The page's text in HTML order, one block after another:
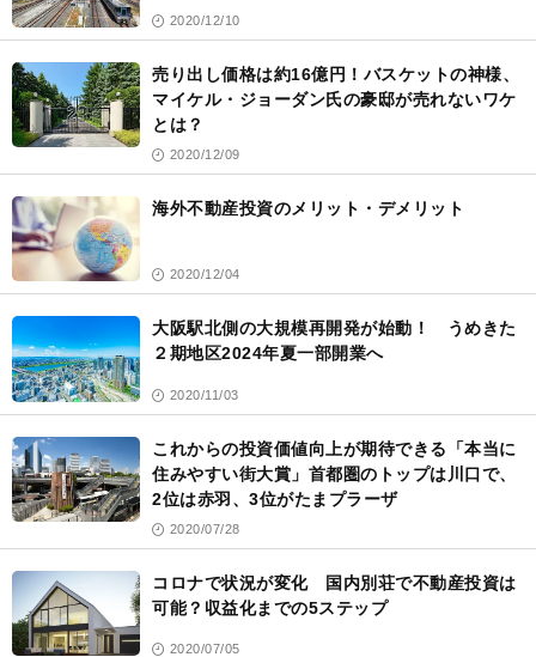
2020/12/10
売り出し価格は約16億円！バスケットの神様、
マイケル・ジョーダン氏の豪邸が売れないワケ
とは？
2020/12/09
海外不動産投資のメリット・デメリット
2020/12/04
大阪駅北側の大規模再開発が始動！ うめきた
２期地区2024年夏一部開業へ
2020/11/03
これからの投資価値向上が期待できる「本当に
住みやすい街大賞」首都圏のトップは川口で、
2位は赤羽、3位がたまプラーザ
2020/07/28
コロナで状況が変化 国内別荘で不動産投資は
可能？収益化までの5ステップ
2020/07/05